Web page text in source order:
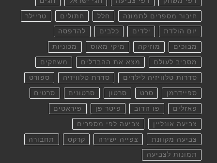
חיבור מספרים לתמונה חלל חתולים טריילר
יום הולדת ילדים כלבים להדפסה
מבוכים מוזיקה מיקי מאוס מכוניות
מסביב לעולם מצא את ההבדלים משחקים
סדרות טלוויזיה לילדים סדרת טלוויזיה ספורט
ספיידרמן סרט סרטון סרטונים סרטים
פאזלים פו הדוב פיטר פן פיראטים
צביעה אונליין צביעה לפי מספרים
צביעה מקוונת צפייה ישירה קרקס תחבורה
תמונות לצביעה